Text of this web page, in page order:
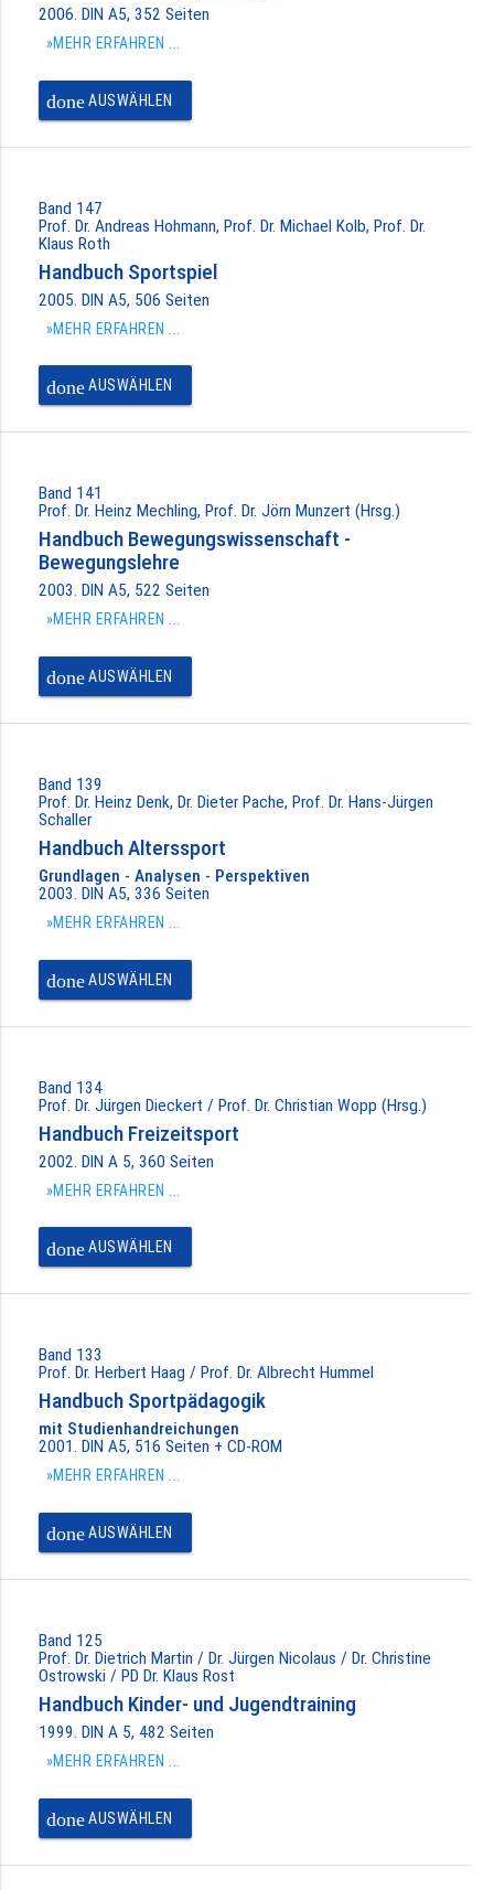
2006. DIN A5, 352 Seiten
»MEHR ERFAHREN ...
doneAUSWÄHLEN
Band 147
Prof. Dr. Andreas Hohmann, Prof. Dr. Michael Kolb, Prof. Dr.
Klaus Roth
Handbuch Sportspiel
2005. DIN A5, 506 Seiten
»MEHR ERFAHREN ...
doneAUSWÄHLEN
Band 141
Prof. Dr. Heinz Mechling, Prof. Dr. Jörn Munzert (Hrsg.)
Handbuch Bewegungswissenschaft -
Bewegungslehre
2003. DIN A5, 522 Seiten
»MEHR ERFAHREN ...
doneAUSWÄHLEN
Band 139
Prof. Dr. Heinz Denk, Dr. Dieter Pache, Prof. Dr. Hans-Jürgen
Schaller
Handbuch Alterssport
Grundlagen - Analysen - Perspektiven
2003. DIN A5, 336 Seiten
»MEHR ERFAHREN ...
doneAUSWÄHLEN
Band 134
Prof. Dr. Jürgen Dieckert / Prof. Dr. Christian Wopp (Hrsg.)
Handbuch Freizeitsport
2002. DIN A 5, 360 Seiten
»MEHR ERFAHREN ...
doneAUSWÄHLEN
Band 133
Prof. Dr. Herbert Haag / Prof. Dr. Albrecht Hummel
Handbuch Sportpädagogik
mit Studienhandreichungen
2001. DIN A5, 516 Seiten + CD-ROM
»MEHR ERFAHREN ...
doneAUSWÄHLEN
Band 125
Prof. Dr. Dietrich Martin / Dr. Jürgen Nicolaus / Dr. Christine
Ostrowski / PD Dr. Klaus Rost
Handbuch Kinder- und Jugendtraining
1999. DIN A 5, 482 Seiten
»MEHR ERFAHREN ...
doneAUSWÄHLEN